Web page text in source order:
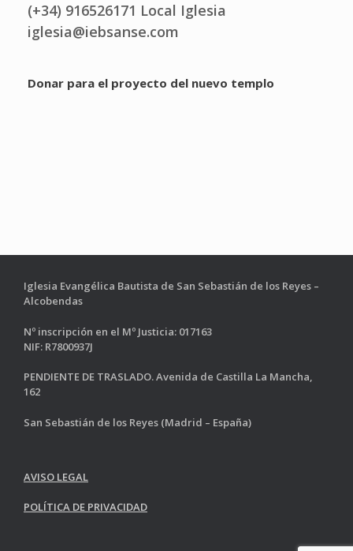
(+34) 916526171 Local Iglesia
iglesia@iebsanse.com
Donar para el proyecto del nuevo templo
Iglesia Evangélica Bautista de San Sebastián de los Reyes –
Alcobendas
Nº inscripción en el Mº Justicia: 017163
NIF: R7800937J
PENDIENTE DE TRASLADO. Avenida de Castilla La Mancha,
162
San Sebastián de los Reyes (Madrid – España)
AVISO LEGAL
POLÍTICA DE PRIVACIDAD